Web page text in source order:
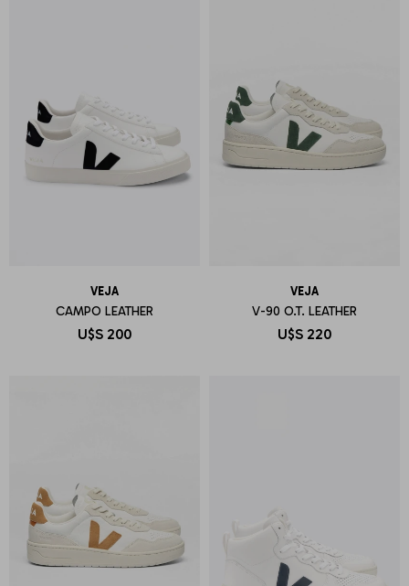
VEJA
CAMPO LEATHER
U$S 200
VEJA
V-90 O.T. LEATHER
U$S 220